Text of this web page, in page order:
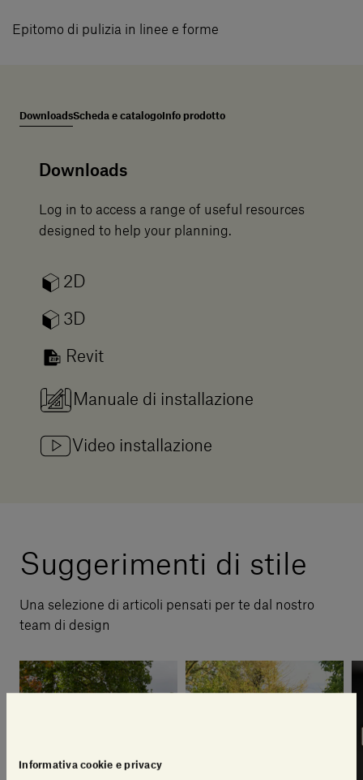
Informativa cookie e privacy
Epitomo di pulizia in linee e forme
DownloadsScheda e catalogo Info prodotto
Downloads
Log in to access a range of useful resources
designed to help your planning.
2D
3D
Revit
Manuale di installazione
Video installazione
Suggerimenti di stile
Una selezione di articoli pensati per te dal nostro
team di design